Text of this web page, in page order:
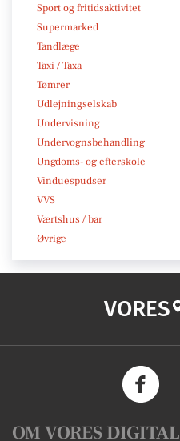
Sport og fritidsaktivitet
Supermarked
Tandlæge
Taxi / Taxa
Tømrer
Udlejningselskab
Undervisning
Undervognsbehandling
Ungdoms- og efterskole
Vinduespudser
VVS
Værtshus / bar
Øvrige
VORES
OM VORES DIGITAL